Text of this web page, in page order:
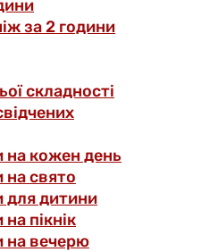
за 2 години
складності
на кожен день
свято
для дитини
пікнік
на вечерю